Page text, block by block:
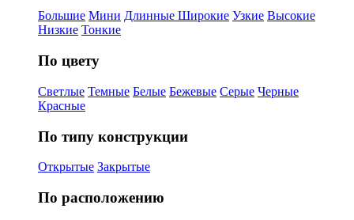
Большие Мини Длинные Широкие Узкие Высокие
Низкие Тонкие
По цвету
Светлые Темные Белые Бежевые Серые Черные
Красные
По типу конструкции
Открытые Закрытые
По расположению